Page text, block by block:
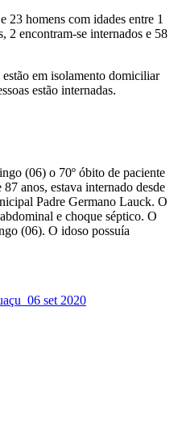
23 homens com idades entre 1
2 encontram-se internados e 58
em isolamento domiciliar
estão internadas.
(06) o 70º óbito de paciente
anos, estava internado desde
Padre Germano Lauck. O
e choque séptico. O
(06). O idoso possuía
set 2020